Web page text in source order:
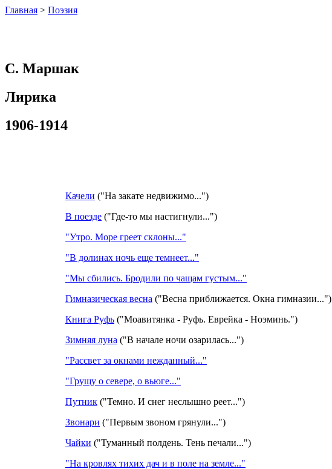
Главная > Поэзия
С. Маршак
Лирика
1906-1914
Качели ("На закате недвижимо...")
В поезде ("Где-то мы настигнули...")
"Утро. Море греет склоны..."
"В долинах ночь еще темнеет..."
"Мы сбились. Бродили по чащам густым..."
Гимназическая весна ("Весна приближается. Окна гимназии...")
Книга Руфь ("Моавитянка - Руфь. Еврейка - Ноэминь.")
Зимняя луна ("В начале ночи озарилась...")
"Рассвет за окнами нежданный..."
"Грущу о севере, о вьюге..."
Путник ("Темно. И снег неслышно реет...")
Звонари ("Первым звоном грянули...")
Чайки ("Туманный полдень. Тень печали...")
"На кровлях тихих дач и в поле на земле..."